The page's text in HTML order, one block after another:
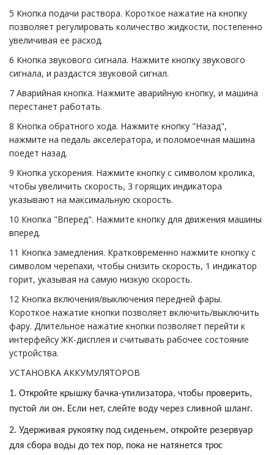
5 Кнопка подачи раствора. Короткое нажатие на кнопку
позволяет регулировать количество жидкости, постепенно
увеличивая ее расход.
6 Кнопка звукового сигнала. Нажмите кнопку звукового
сигнала, и раздастся звуковой сигнал.
7 Аварийная кнопка. Нажмите аварийную кнопку, и машина
перестанет работать.
8 Кнопка обратного хода. Нажмите кнопку "Назад",
нажмите на педаль акселератора, и поломоечная машина
поедет назад.
9 Кнопка ускорения. Нажмите кнопку с символом кролика,
чтобы увеличить скорость, 3 горящих индикатора
указывают на максимальную скорость.
10 Кнопка "Вперед". Нажмите кнопку для движения машины
вперед.
11 Кнопка замедления. Кратковременно нажмите кнопку с
символом черепахи, чтобы снизить скорость, 1 индикатор
горит, указывая на самую низкую скорость.
12 Кнопка включения/выключения передней фары.
Короткое нажатие кнопки позволяет включить/выключить
фару. Длительное нажатие кнопки позволяет перейти к
интерфейсу ЖК-дисплея и считывать рабочее состояние
устройства.
УСТАНОВКА АККУМУЛЯТОРОВ
1. Откройте крышку бачка-утилизатора, чтобы проверить,
пустой ли он. Если нет, слейте воду через сливной шланг.
2. Удерживая рукоятку под сиденьем, откройте резервуар
для сбора воды до тех пор, пока не натянется трос